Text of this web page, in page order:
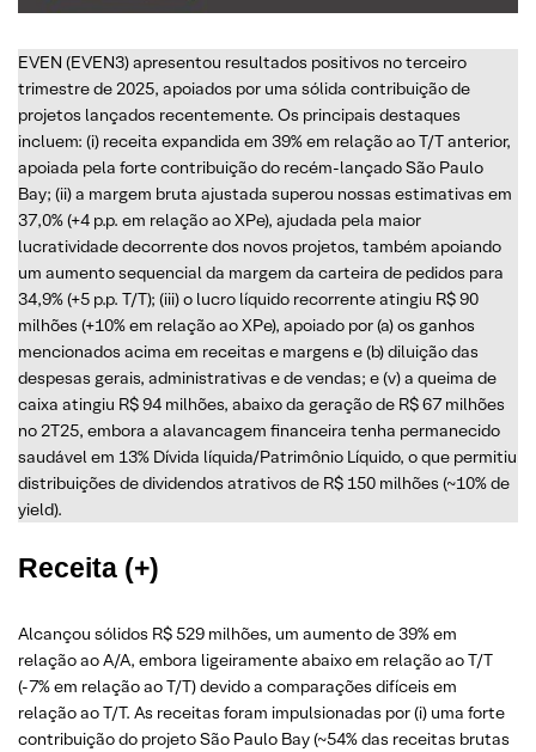
EVEN (EVEN3) apresentou resultados positivos no terceiro
trimestre de 2025, apoiados por uma sólida contribuição de
projetos lançados recentemente. Os principais destaques
incluem: (i) receita expandida em 39% em relação ao T/T anterior,
apoiada pela forte contribuição do recém-lançado São Paulo
Bay; (ii) a margem bruta ajustada superou nossas estimativas em
37,0% (+4 p.p. em relação ao XPe), ajudada pela maior
lucratividade decorrente dos novos projetos, também apoiando
um aumento sequencial da margem da carteira de pedidos para
34,9% (+5 p.p. T/T); (iii) o lucro líquido recorrente atingiu R$ 90
milhões (+10% em relação ao XPe), apoiado por (a) os ganhos
mencionados acima em receitas e margens e (b) diluição das
despesas gerais, administrativas e de vendas; e (v) a queima de
caixa atingiu R$ 94 milhões, abaixo da geração de R$ 67 milhões
no 2T25, embora a alavancagem financeira tenha permanecido
saudável em 13% Dívida líquida/Patrimônio Líquido, o que permitiu
distribuições de dividendos atrativos de R$ 150 milhões (~10% de
yield).
Receita (+)
Alcançou sólidos R$ 529 milhões, um aumento de 39% em
relação ao A/A, embora ligeiramente abaixo em relação ao T/T
(-7% em relação ao T/T) devido a comparações difíceis em
relação ao T/T. As receitas foram impulsionadas por (i) uma forte
contribuição do projeto São Paulo Bay (~54% das receitas brutas